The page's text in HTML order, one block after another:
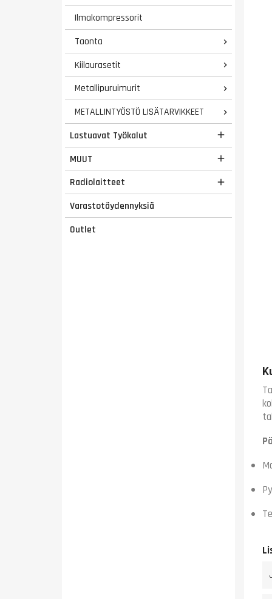
Ilmakompressorit
Taonta

Kiilaurasetit 
Metallipuruimurit 
METALLINTYÖSTÖ LISÄTARVIKKEET 
Lastuavat Työkalut 
MUUT 
Radiolaitteet 
Varastotäydennyksiä
Outlet